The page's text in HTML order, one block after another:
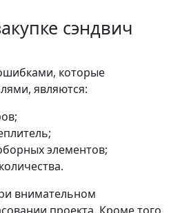
сэндвич
которые
являются:
элементов;
внимательном